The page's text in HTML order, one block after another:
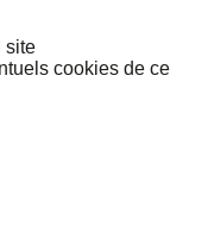
site
cookies de ce